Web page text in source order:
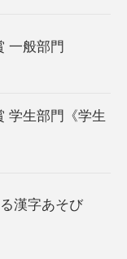
一般部門
学生部門《学生
漢字あそび